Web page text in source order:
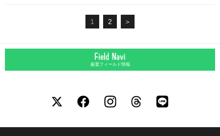
1 2 ＞
厳選フィールド情報